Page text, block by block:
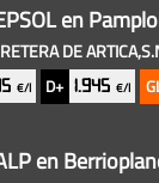
en
DE
€/l D+ 1.945€/l
en